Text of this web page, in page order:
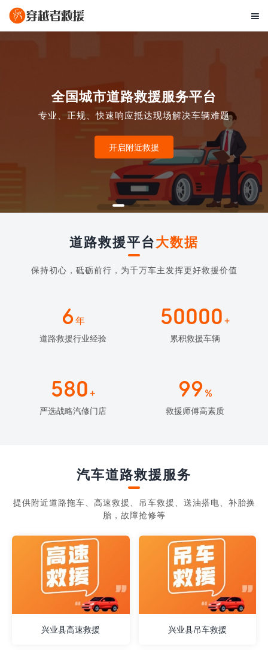

全国城市道路救援服务平台
专业、正规、快速响应抵达现场解决车辆难题
开启附近救援
道路救援平台大数据
保持初心，砥砺前行，为千万车主发挥更好救援价值
6年
道路救援行业经验
50000 +
累积救援车辆
580 +
严选战略汽修门店
99 %
救援师傅高素质
汽车道路救援服务
提供附近道路拖车、高速救援、吊车救援、送油搭电、补胎换
胎，故障抢修等
兴业县高速救援 兴业县吊车救援